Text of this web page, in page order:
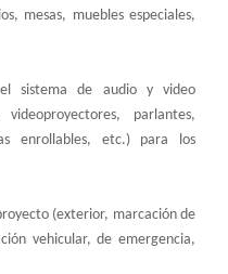
mesas, muebles especiales,
sistema de audio y video
parlantes,
enrollables, etc.) para los
(exterior, marcación de
vehicular, de emergencia,